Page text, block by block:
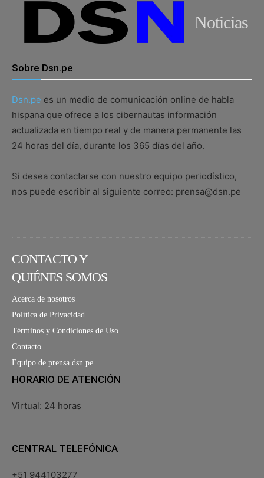
Noticias
Sobre Dsn.pe
Dsn.pe es un medio de comunicación online de habla
hispana que ofrece a los cibernautas información
actualizada en tiempo real y de manera permanente las
24 horas del día, durante los 365 días del año.
Si desea contactarse con nuestro equipo periodístico,
nos puede escribir al siguiente correo: prensa@dsn.pe
CONTACTO Y
QUIÉNES SOMOS
Acerca de nosotros
Política de Privacidad
Términos y Condiciones de Uso
Contacto
Equipo de prensa dsn.pe
HORARIO DE ATENCIÓN
Virtual: 24 horas
CENTRAL TELEFÓNICA
+51 944103277